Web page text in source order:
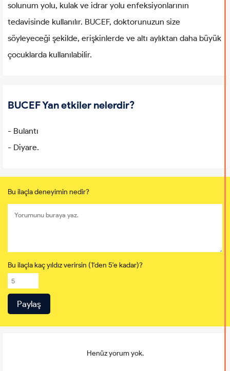
solunum yolu, kulak ve idrar yolu enfeksiyonlarının
tedavisinde kullanılır. BUCEF, doktorunuzun size
söyleyeceği şekilde, erişkinlerde ve altı aylıktan daha büyük
çocuklarda kullanılabilir.
BUCEF Yan etkiler nelerdir?
- Bulantı
- Diyare.
Bu ilaçla deneyimin nedir?
Bu ilaçla kaç yıldız verirsin (1'den 5'e kadar)?
Henüz yorum yok.